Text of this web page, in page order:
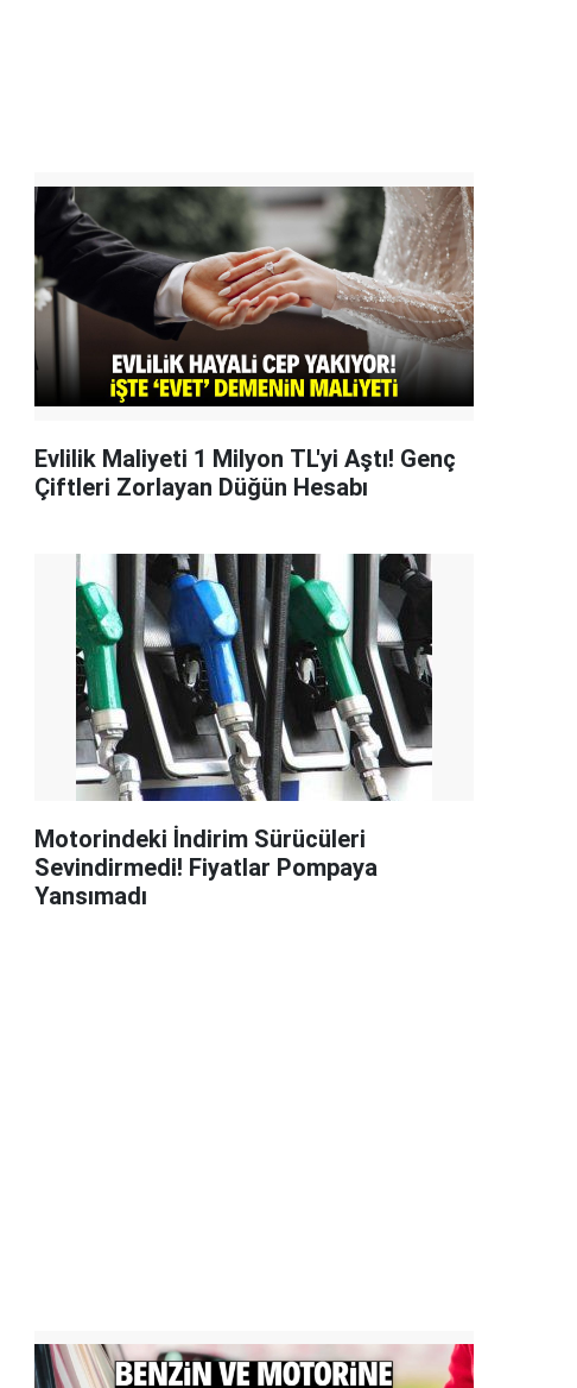
Evlilik Maliyeti 1 Milyon TL'yi Aştı! Genç
Çiftleri Zorlayan Düğün Hesabı
Motorindeki İndirim Sürücüleri
Sevindirmedi! Fiyatlar Pompaya
Yansımadı